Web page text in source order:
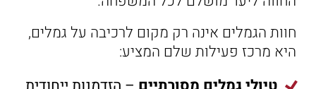
חוות הגמלים אינה רק מקום לרכיבה על גמלים,
היא מרכז פעילות שלם המציע: